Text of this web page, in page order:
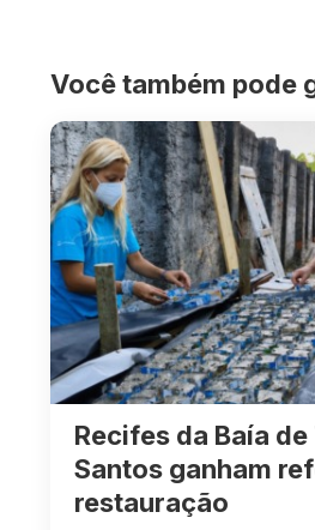
Você também pode
Recifes da Baía
Santos ganham
restauração